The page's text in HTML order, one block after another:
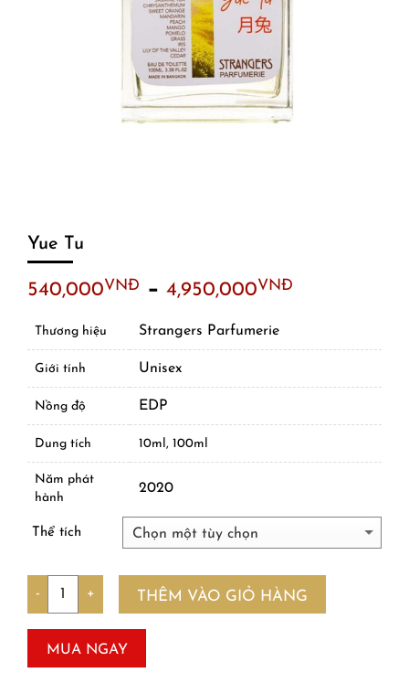
Yue Tu
540,000VNĐ – 4,950,000VNĐ
Thương hiệu Strangers Parfumerie
Giới tính Unisex
Nồng độ EDP
Dung tích 10ml, 100ml
Năm phát
hành
2020
Thể tích
Số lượng
THÊM VÀO GIỎ HÀNG
MUA NGAY